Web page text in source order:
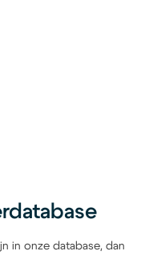
in onze database, dan